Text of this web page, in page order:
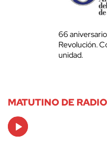
66
Revolución.
unidad.
MATUTINO DE
Audio
Player